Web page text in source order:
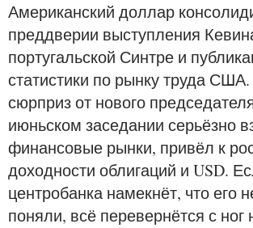
Американский доллар
преддверии выступления
португальской Синтре и
статистики по рынку труда
сюрприз от нового
июньском заседании серьёзно
финансовые рынки, привёл к
доходности облигаций и USD.
центробанка намекнёт, что его
поняли, всё перевернётся с ног